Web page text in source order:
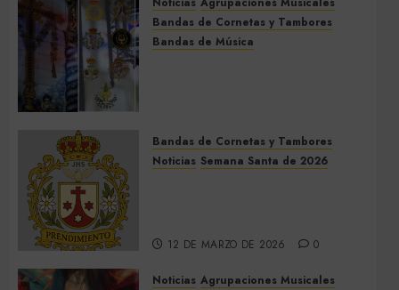
Bandas de Cornetas y Tambores
Bandas de Música
9 DE MAYO DE 2026 0
Bandas de Cornetas y Tambores
Noticias Semana Santa de 2026
12 DE MARZO DE 2026 0
Noticias Agrupaciones Musicales